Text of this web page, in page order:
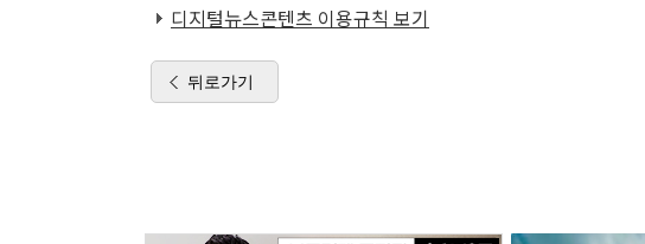
디지털뉴스콘텐츠 이용규칙 보기
뒤로가기